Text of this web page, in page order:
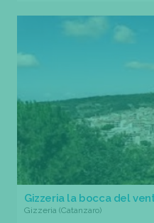
Gizzeria la bocca del
Gizzeria (Catanzaro)